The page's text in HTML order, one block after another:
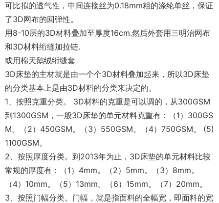
可比拟的透气性，中间连接丝为0.18mm粗的涤纶单丝，保证
了3D网布的回弹性。
用8-10层的3D材料叠加至厚度16cm.然后外套用三明治网布
和3D材料绗缝加拉链.
或用棉天鹅绒绗缝套
3D床垫的主材就是由一个个3D材料叠加起来，所以3D床垫
的分类基本上是由3D材料的分类来决定的。
1、按照克重分类。 3D材料的克重是可以调的，从300GSM
到1300GSM，一般3D床垫的单元材料克重有：（1）300GS
M。（2）450GSM。（3）550GSM。（4）750GSM。 (5)
1100GSM。
2、按照厚度分类。到2013年为止，3D床垫的单元材料比较
常规的厚度有：（1）4mm。（2）5mm。（3）8mm。
（4）10mm。（5）13mm。（6）15mm。（7）20mm。
3、按照门幅分类。门幅，就是指面料的全幅宽，即面料的宽